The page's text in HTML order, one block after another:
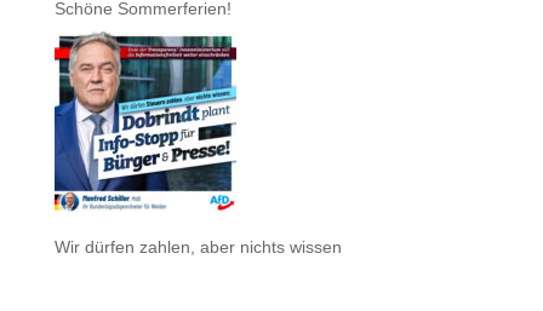
Schöne Sommerferien!
Wir dürfen zahlen, aber nichts wissen